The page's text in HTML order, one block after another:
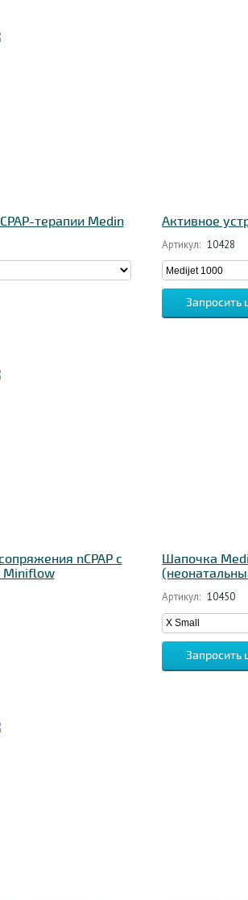
терапии Medin Активное
Артикул: 10428
Запросить
nCPAP с
Miniflow
Шапочка
Артикул: 10450
Запросить